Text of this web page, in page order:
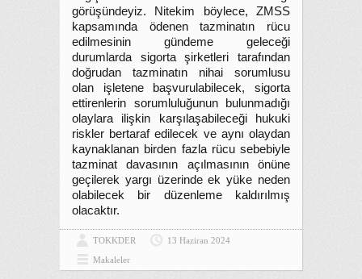
görüşündeyiz. Nitekim böylece, ZMSS
kapsamında ödenen tazminatın rücu
edilmesinin gündeme geleceği
durumlarda sigorta şirketleri tarafından
doğrudan tazminatın nihai sorumlusu
olan işletene başvurulabilecek, sigorta
ettirenlerin sorumluluğunun bulunmadığı
olaylara ilişkin karşılaşabileceği hukuki
riskler bertaraf edilecek ve aynı olaydan
kaynaklanan birden fazla rücu sebebiyle
tazminat davasının açılmasının önüne
geçilerek yargı üzerinde ek yüke neden
olabilecek bir düzenleme kaldırılmış
olacaktır.
TOKKDER
13 Haziran 2024
Makaleler